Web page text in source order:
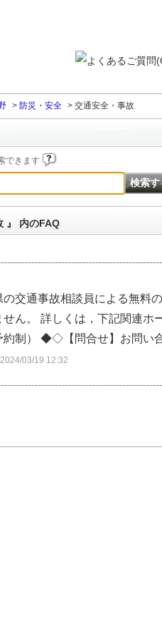
> 防災・安全 > 交通安全・事故
できます
』 内のFAQ
交通事故相談員による無料
せん。 詳しくは，下記関連
約制） ◆◇【問合せ】お問い
03/19 12:32